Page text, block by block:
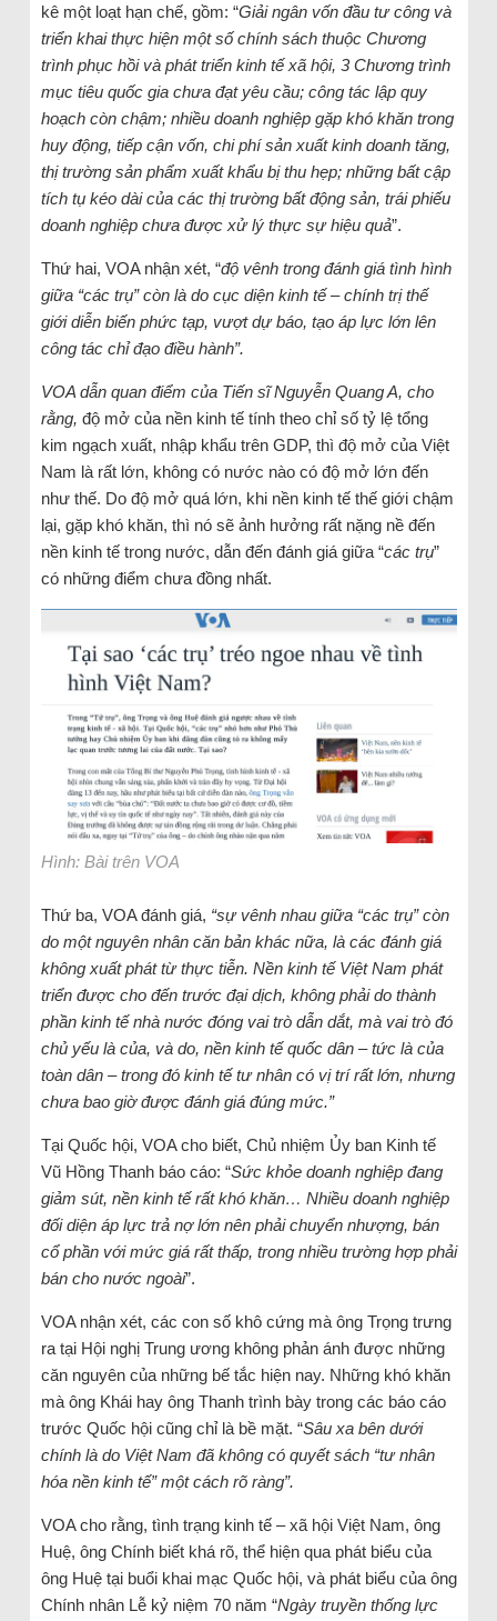
kê một loạt hạn chế, gồm: “Giải ngân vốn đầu tư công và
triển khai thực hiện một số chính sách thuộc Chương
trình phục hồi và phát triển kinh tế xã hội, 3 Chương trình
mục tiêu quốc gia chưa đạt yêu cầu; công tác lập quy
hoạch còn chậm; nhiều doanh nghiệp gặp khó khăn trong
huy động, tiếp cận vốn, chi phí sản xuất kinh doanh tăng,
thị trường sản phẩm xuất khẩu bị thu hẹp; những bất cập
tích tụ kéo dài của các thị trường bất động sản, trái phiếu
doanh nghiệp chưa được xử lý thực sự hiệu quả”.
Thứ hai, VOA nhận xét, “độ vênh trong đánh giá tình hình
giữa “các trụ” còn là do cục diện kinh tế–chính trị thế
giới diễn biến phức tạp, vượt dự báo, tạo áp lực lớn lên
công tác chỉ đạo điều hành”.
VOA dẫn quan điểm của Tiến sĩ Nguyễn Quang A, cho
rằng, độ mở của nền kinh tế tính theo chỉ số tỷ lệ tổng
kim ngạch xuất, nhập khẩu trên GDP, thì độ mở của Việt
Nam là rất lớn, không có nước nào có độ mở lớn đến
như thế. Do độ mở quá lớn, khi nền kinh tế thế giới chậm
lại, gặp khó khăn, thì nó sẽ ảnh hưởng rất nặng nề đến
nền kinh tế trong nước, dẫn đến đánh giá giữa “các trụ”
có những điểm chưa đồng nhất.
Hình: Bài trên VOA
Thứ ba, VOA đánh giá, “sự vênh nhau giữa “các trụ” còn
do một nguyên nhân căn bản khác nữa, là các đánh giá
không xuất phát từ thực tiễn. Nền kinh tế Việt Nam phát
triển được cho đến trước đại dịch, không phải do thành
phần kinh tế nhà nước đóng vai trò dẫn dắt, mà vai trò đó
chủ yếu là của, và do, nền kinh tế quốc dân – tức là của
toàn dân – trong đó kinh tế tư nhân có vị trí rất lớn, nhưng
chưa bao giờ được đánh giá đúng mức.”
Tại Quốc hội, VOA cho biết, Chủ nhiệm Ủy ban Kinh tế
Vũ Hồng Thanh báo cáo: “Sức khỏe doanh nghiệp đang
giảm sút, nền kinh tế rất khó khăn… Nhiều doanh nghiệp
đối diện áp lực trả nợ lớn nên phải chuyển nhượng, bán
cổ phần với mức giá rất thấp, trong nhiều trường hợp phải
bán cho nước ngoài”.
VOA nhận xét, các con số khô cứng mà ông Trọng trưng
ra tại Hội nghị Trung ương không phản ánh được những
căn nguyên của những bế tắc hiện nay. Những khó khăn
mà ông Khái hay ông Thanh trình bày trong các báo cáo
trước Quốc hội cũng chỉ là bề mặt. “Sâu xa bên dưới
chính là do Việt Nam đã không có quyết sách “tư nhân
hóa nền kinh tế” một cách rõ ràng”.
VOA cho rằng, tình trạng kinh tế – xã hội Việt Nam, ông
Huệ, ông Chính biết khá rõ, thể hiện qua phát biểu của
ông Huệ tại buổi khai mạc Quốc hội, và phát biểu của ông
Chính nhân Lễ kỷ niệm 70 năm “Ngày truyền thống lực